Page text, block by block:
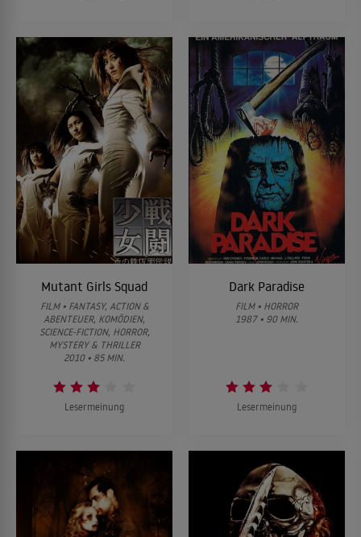
Mutant Girls Squad
FILM • FANTASY, ACTION &
ABENTEUER, KOMÖDIEN,
SCIENCE-FICTION, HORROR,
MYSTERY & THRILLER
2010 • 85 MIN.
Lesermeinung
Dark Paradise
FILM • HORROR
1987 • 90 MIN.
Lesermeinung